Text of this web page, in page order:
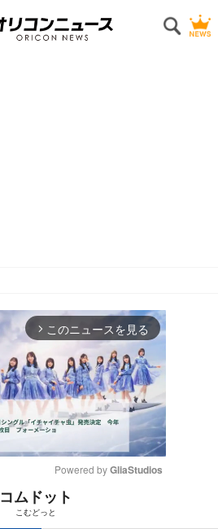
arrow_forward_ios このニュースを見る
Powered by GliaStudios
コムドット
こむどっと